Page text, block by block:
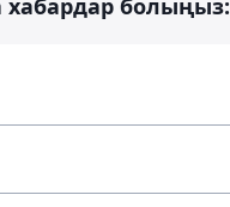
болыңыз: